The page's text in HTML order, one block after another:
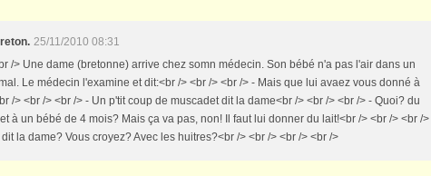
25/11/2010 08:31
/> Une dame (bretonne) arrive chez somn médecin. Son bébé n'a pas l'air dans un
Le médecin l'examine et dit:<br /> <br /> <br /> - Mais que lui avaez vous donné à
/> <br /> <br /> - Un p'tit coup de muscadet dit la dame<br /> <br /> <br /> - Quoi? du
à un bébé de 4 mois? Mais ça va pas, non! Il faut lui donner du lait!<br /> <br /> <br />
la dame? Vous croyez? Avec les huitres?<br /> <br /> <br /> <br />